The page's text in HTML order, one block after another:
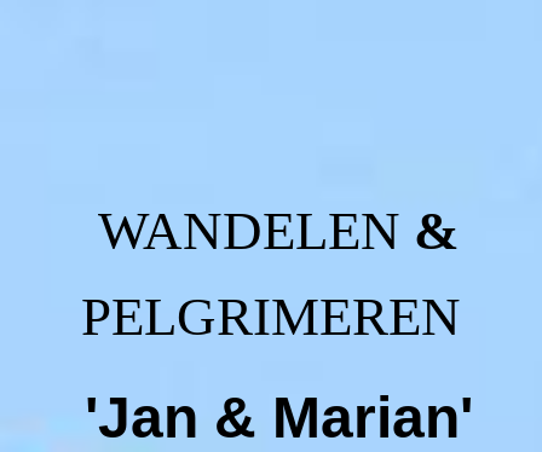
WANDELEN &
PELGRIMEREN
'Jan & Marian'